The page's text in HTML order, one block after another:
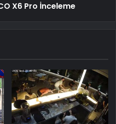
X6 Pro İnceleme